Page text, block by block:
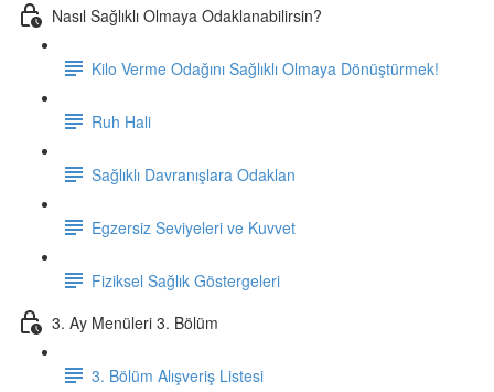
Nasıl Sağlıklı Olmaya Odaklanabilirsin?
Kilo Verme Odağını Sağlıklı Olmaya Dönüştürmek!
Ruh Hali
Sağlıklı Davranışlara Odaklan
Egzersiz Seviyeleri ve Kuvvet
Fiziksel Sağlık Göstergeleri
3. Ay Menüleri 3. Bölüm
3. Bölüm Alışveriş Listesi